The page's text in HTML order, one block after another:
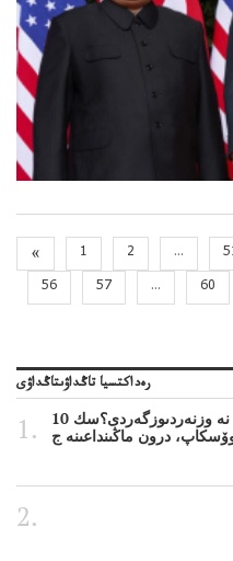
« 1 2 ...
56
57 ... 60
رەداكتسيا تاڭداۋىتاڭداۋى
10 كۇندە نە وزنەردىوزگەردى؟سك